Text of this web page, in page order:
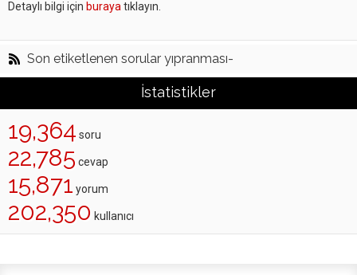
Detaylı bilgi için buraya tıklayın.
Son etiketlenen sorular yıpranması-
İstatistikler
19,364 soru
22,785 cevap
15,871 yorum
202,350 kullanıcı